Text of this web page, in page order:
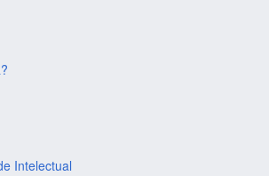
Intelectual